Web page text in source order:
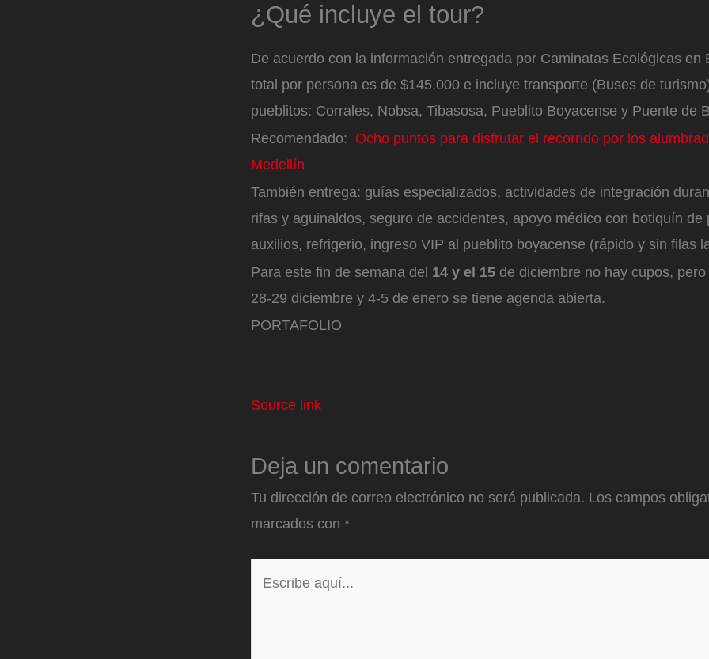
¿Qué incluye el tour?
De acuerdo con la información entregada por Caminatas Ecológicas en
total por persona es de $145.000 e incluye transporte (Buses de
pueblitos: Corrales, Nobsa, Tibasosa, Pueblito Boyacense y Puente de
Recomendado: Ocho puntos para disfrutar el recorrido por los
Medellín
También entrega: guías especializados, actividades de integración
rifas y aguinaldos, seguro de accidentes, apoyo médico con botiquín de
auxilios, refrigerio, ingreso VIP al pueblito boyacense (rápido y sin filas
Para este fin de semana del 14 y el 15 de diciembre no hay cupos,
28-29 diciembre y 4-5 de enero se tiene agenda abierta.
PORTAFOLIO
Source link
Deja un comentario
Tu dirección de correo electrónico no será publicada. Los campos
marcados con *